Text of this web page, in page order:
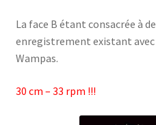
La face B étant consacrée à
enregistrement existant
Wampas.
30 cm – 33 rpm !!!